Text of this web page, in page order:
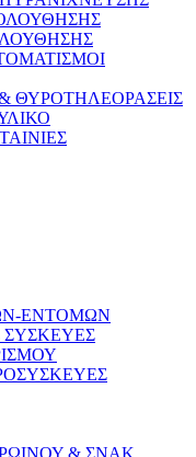
ΘΥΡΟΤΗΛΕΟΡΑΣΕΙΣ
ΕΝΤΟΜΩΝ
ΣΥΣΚΕΥΕΣ